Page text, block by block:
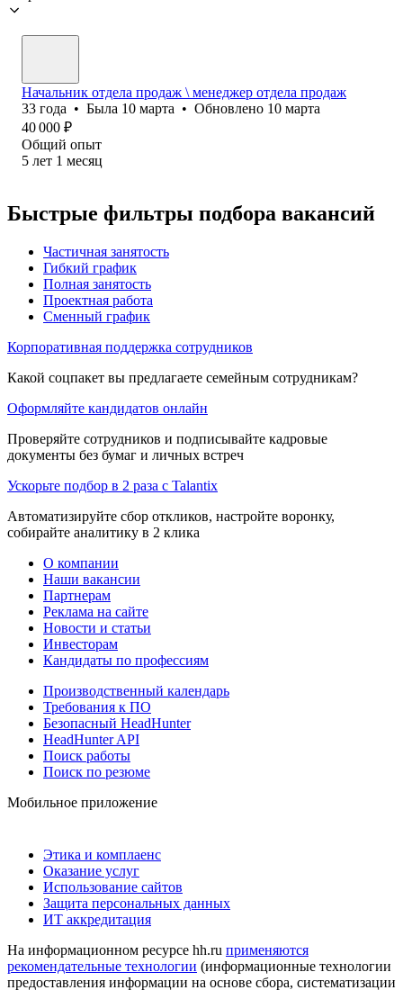
Начальник отдела продаж \ менеджер отдела продаж
33 года • Была 10 марта • Обновлено 10 марта
40 000 ₽
Общий опыт
5 лет 1 месяц
Быстрые фильтры подбора вакансий
Частичная занятость
Гибкий график
Полная занятость
Проектная работа
Сменный график
Корпоративная поддержка сотрудников
Какой соцпакет вы предлагаете семейным сотрудникам?
Оформляйте кандидатов онлайн
Проверяйте сотрудников и подписывайте кадровые
документы без бумаг и личных встреч
Ускорьте подбор в 2 раза с Talantix
Автоматизируйте сбор откликов, настройте воронку,
собирайте аналитику в 2 клика
О компании
Наши вакансии
Партнерам
Реклама на сайте
Новости и статьи
Инвесторам
Кандидаты по профессиям
Производственный календарь
Требования к ПО
Безопасный HeadHunter
HeadHunter API
Поиск работы
Поиск по резюме
Мобильное приложение
Этика и комплаенс
Оказание услуг
Использование сайтов
Защита персональных данных
ИТ аккредитация
На информационном ресурсе hh.ru применяются
рекомендательные технологии (информационные технологии
предоставления информации на основе сбора, систематизации